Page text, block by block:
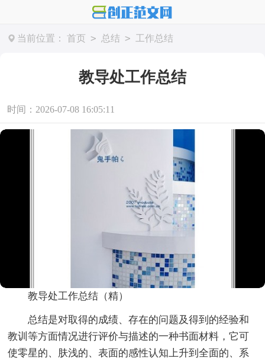
当前位置： 首页 > 总结 > 工作总结
教导处工作总结
时间：2026-07-08 16:05:11
教导处工作总结（精）
总结是对取得的成绩、存在的问题及得到的经验和
教训等方面情况进行评价与描述的一种书面材料，它可
使零星的、肤浅的、表面的感性认知上升到全面的、系